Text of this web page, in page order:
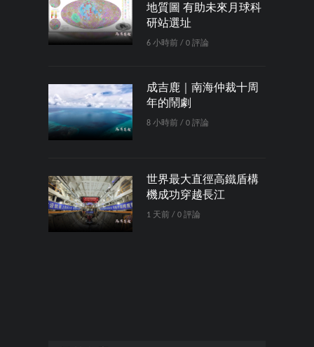
地質圖 有助未來月球科
研站選址
6 小時前 / 0 評論
成吉鹿｜南海仲裁十周
年的鬧劇
8 小時前 / 0 評論
世界最大直徑高鐵盾構
機成功穿越長江
1 天前 / 0 評論